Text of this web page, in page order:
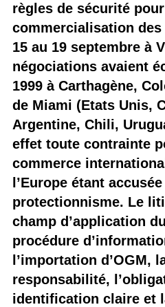
règles de sécurité
commercialisation
15 au 19 septembre à
négociations avaient
1999 à Carthagène,
de Miami (Etats Unis,
Argentine, Chili,
effet toute contrainte
commerce
l’Europe étant
protectionnisme. Le
champ d’application
procédure
l’importation d’OGM,
responsabilité,
identification claire et